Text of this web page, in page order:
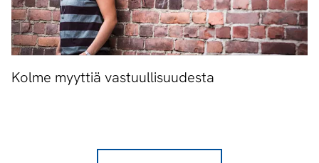
Kolme myyttiä vastuullisuudesta